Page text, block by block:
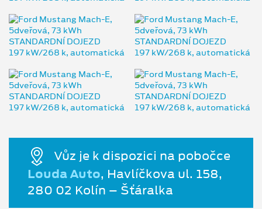
Vůz je k dispozici na pobočce
Louda Auto, Havlíčkova ul. 158,
280 02 Kolín – Šťáralka